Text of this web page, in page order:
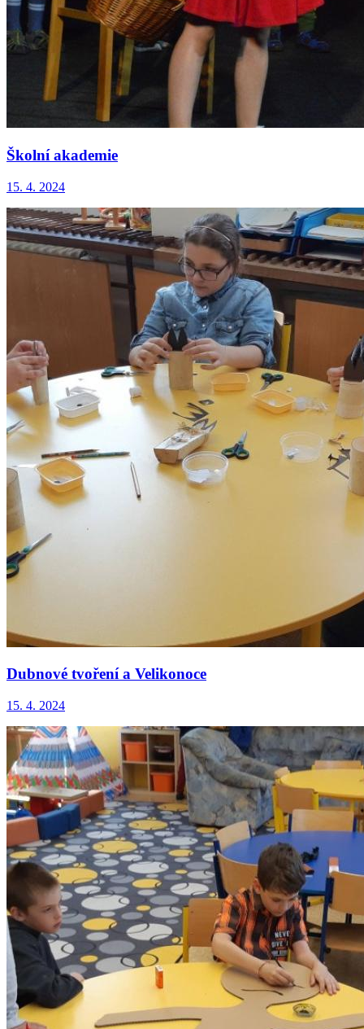
Školní akademie
15. 4. 2024
Dubnové tvoření a Velikonoce
15. 4. 2024